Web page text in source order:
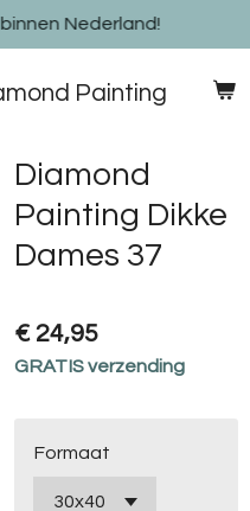
Painting
Nederland!
Diamond
Painting Dikke
Dames 37
€ 24,95
GRATIS verzending
Formaat